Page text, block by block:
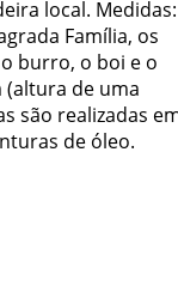
local. Medidas:
Família, os
burro, o boi e o
(altura de uma
são realizadas
de óleo.